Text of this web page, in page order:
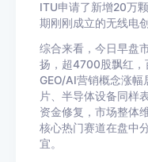
ITU申请了新增20万
期刚刚成立的无线电
综合来看，今日早盘
扬，超4700股飘红，
GEO/AI营销概念涨
片、半导体设备同样
资金修复，市场整体
核心热门赛道在盘中
宜。